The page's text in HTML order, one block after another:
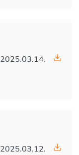
2025.03.14.
2025.03.12.